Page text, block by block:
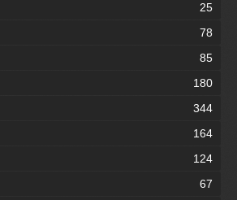
25
78
85
180
344
164
124
67